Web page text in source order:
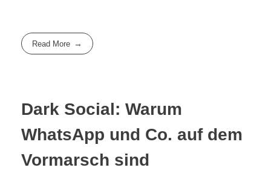
Read More
Dark Social: Warum
WhatsApp und Co. auf dem
Vormarsch sind